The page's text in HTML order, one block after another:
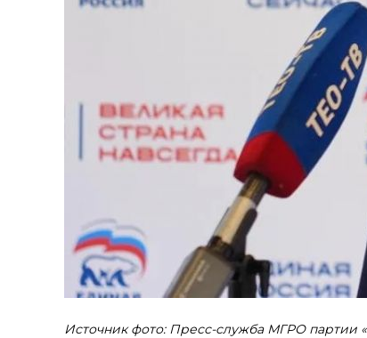
Источник фото: Пресс-служба МГРО партии